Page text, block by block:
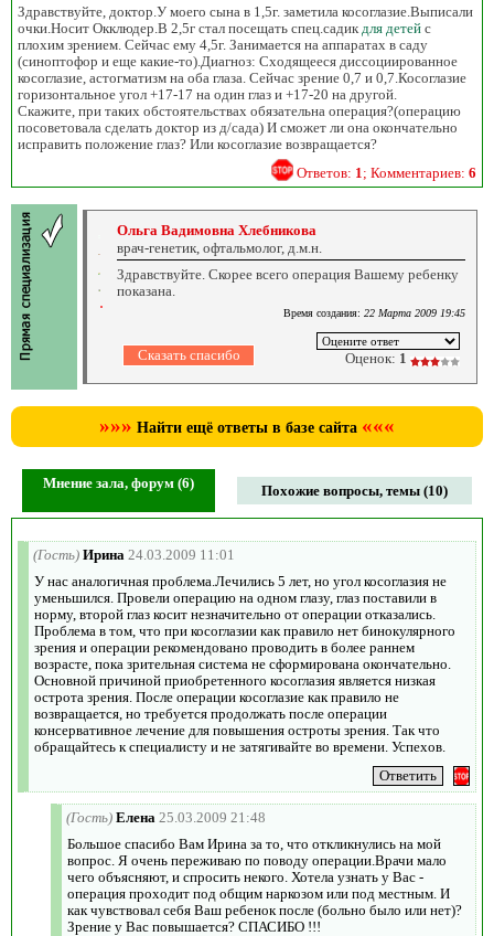
Здравствуйте, доктор.У моего сына в 1,5г. заметила косоглазие.Выписали
очки.Носит Окклюдер.В 2,5г стал посещать спец.садик для детей с
плохим зрением. Сейчас ему 4,5г. Занимается на аппаратах в саду
(синоптофор и еще какие-то).Диагноз: Сходящееся диссоциированное
косоглазие, астогматизм на оба глаза. Сейчас зрение 0,7 и 0,7.Косоглазие
горизонтальное угол +17-17 на один глаз и +17-20 на другой.
Скажите, при таких обстоятельствах обязательна операция?(операцию
посоветовала сделать доктор из д/сада) И сможет ли она окончательно
исправить положение глаз? Или косоглазие возвращается?
Ответов: 1 ; Комментариев: 6
Ольга Вадимовна Хлебникова
врач-генетик, офтальмолог, д.м.н.
Здравствуйте. Скорее всего операция Вашему ребенку
показана.
Время создания: 22 Марта 2009 19:45
Оценок: 1
»»» Найти ещё ответы в базе сайта «««
Мнение зала, форум (6) Похожие вопросы, темы (10)
(Гость) Ирина 24.03.2009 11:01
У нас аналогичная проблема.Лечились 5 лет, но угол косоглазия не
уменьшился. Провели операцию на одном глазу, глаз поставили в
норму, второй глаз косит незначительно от операции отказались.
Проблема в том, что при косоглазии как правило нет бинокулярного
зрения и операции рекомендовано проводить в более раннем
возрасте, пока зрительная система не сформирована окончательно.
Основной причиной приобретенного косоглазия является низкая
острота зрения. После операции косоглазие как правило не
возвращается, но требуется продолжать после операции
консервативное лечение для повышения остроты зрения. Так что
обращайтесь к специалисту и не затягивайте во времени. Успехов.
(Гость) Елена 25.03.2009 21:48
Большое спасибо Вам Ирина за то, что откликнулись на мой
вопрос. Я очень переживаю по поводу операции.Врачи мало
чего объясняют, и спросить некого. Хотела узнать у Вас -
операция проходит под общим наркозом или под местным. И
как чувствовал себя Ваш ребенок после (больно было или нет)?
Зрение у Вас повышается? СПАСИБО !!!